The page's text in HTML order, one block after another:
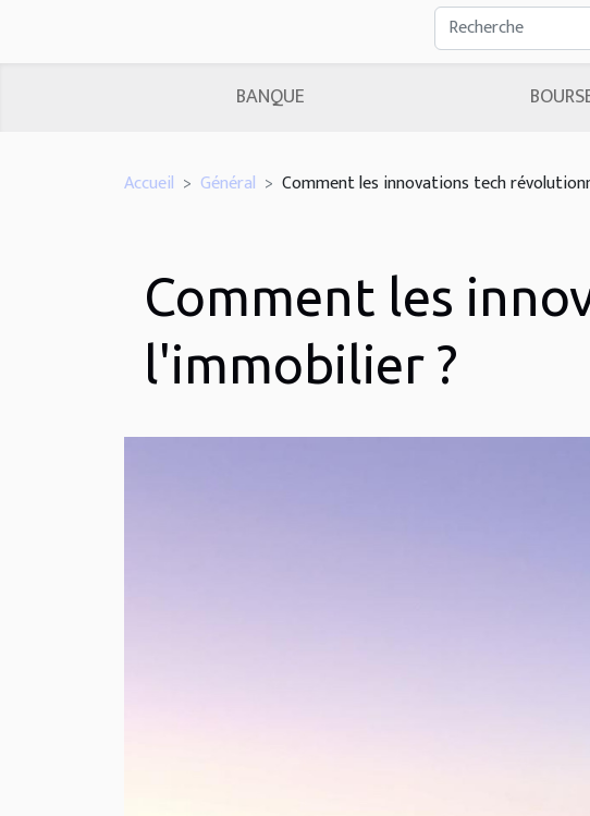
BANQUE
Accueil Général Comment les innovations tech
Comment les
l'immobilier ?